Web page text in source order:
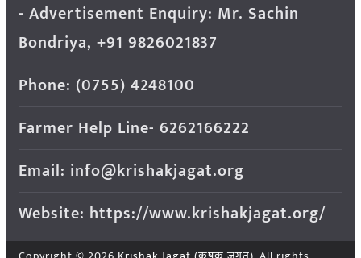
- Advertisement Enquiry: Mr. Sachin
Bondriya, +91 9826021837
Phone: (0755) 4248100
Farmer Help Line- 6262166222
Email: info@krishakjagat.org
Website: https://www.krishakjagat.org/